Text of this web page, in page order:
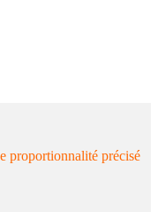
proportionnalité précisé